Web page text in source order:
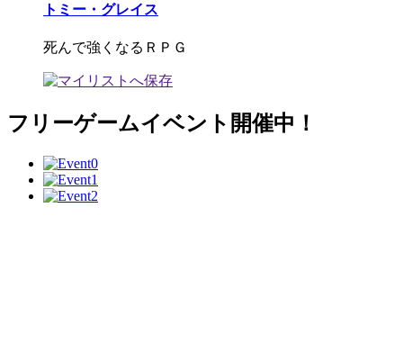
トミー・グレイス
死んで強くなるＲＰＧ
フリーゲームイベント開催中！